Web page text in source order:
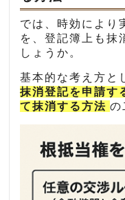
では、時効により
を、登記簿上も抹
しょうか。
基本的な考え方と
抹消登記を申請す
て抹消する方法 の